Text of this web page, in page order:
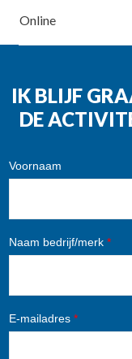
Online
IK BLIJF
DE
Voornaam
Naam bedrijf/merk *
E-mailadres *